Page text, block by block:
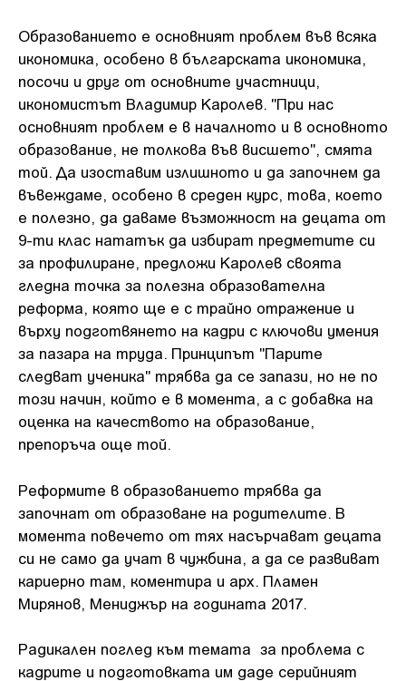
Образованието е основният проблем във всяка
икономика, особено в българската икономика,
посочи и друг от основните участници,
икономистът Владимир Каролев. "При нас
основният проблем е в началното и в основното
образование, не толкова във висшето", смята
той. Да изоставим излишното и да започнем да
въвеждаме, особено в среден курс, това, което
е полезно, да даваме възможност на децата от
9-ти клас нататък да избират предметите си
за профилиране, предложи Каролев своята
гледна точка за полезна образователна
реформа, която ще е с трайно отражение и
върху подготвянето на кадри с ключови умения
за пазара на труда. Принципът "Парите
следват ученика" трябва да се запази, но не по
този начин, който е в момента, а с добавка на
оценка на качеството на образование,
препоръча още той.
Реформите в образованието трябва да
започнат от образоване на родителите. В
момента повечето от тях насърчават децата
си не само да учат в чужбина, а да се развиват
кариерно там, коментира и арх. Пламен
Мирянов, Мениджър на годината 2017.
Радикален поглед към темата за проблема с
кадрите и подготовката им даде серийният